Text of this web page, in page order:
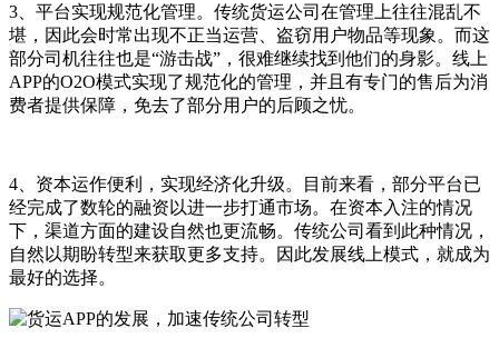
3、平台实现规范化管理。传统货运公司在管理上往往混乱不
堪，因此会时常出现不正当运营、盗窃用户物品等现象。而这
部分司机往往也是“游击战”，很难继续找到他们的身影。线上
APP的O2O模式实现了规范化的管理，并且有专门的售后为消
费者提供保障，免去了部分用户的后顾之忧。
4、资本运作便利，实现经济化升级。目前来看，部分平台已
经完成了数轮的融资以进一步打通市场。在资本入注的情况
下，渠道方面的建设自然也更流畅。传统公司看到此种情况，
自然以期盼转型来获取更多支持。因此发展线上模式，就成为
最好的选择。